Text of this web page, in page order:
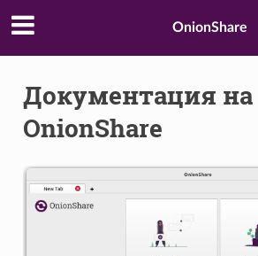
OnionShare
Документация на
OnionShare